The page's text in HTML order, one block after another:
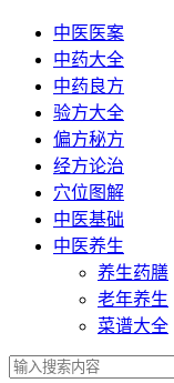
中医医案
中药大全
中药良方
验方大全
偏方秘方
经方论治
穴位图解
中医基础
中医养生
养生药膳
老年养生
菜谱大全